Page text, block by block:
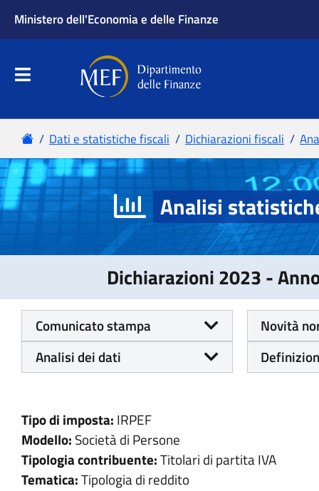
Analisi
Dichiarazioni 2023 -
Comunicato stampa
Novità
Analisi dei dati
Tipo di imposta: IRPEF
Modello: Società di Persone
Tipologia contribuente:Titolari di partita IVA
Tematica:Tipologia di reddito